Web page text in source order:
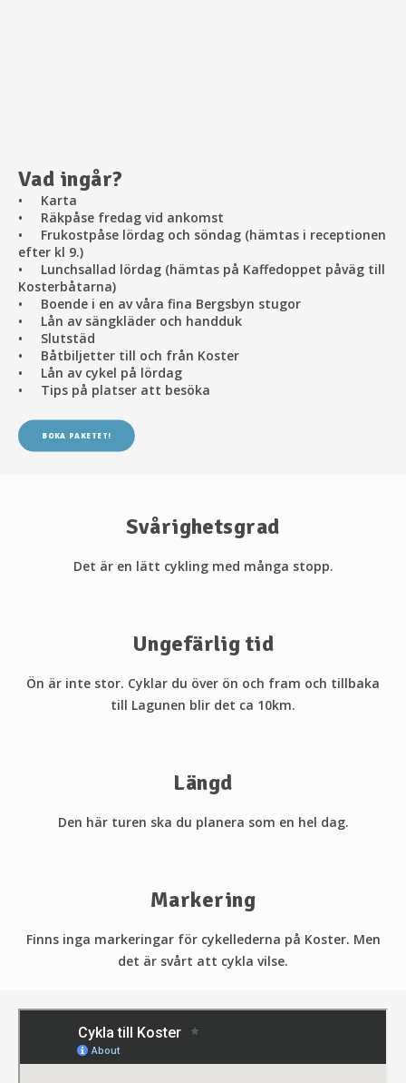
Vad ingår?
• Karta
• Räkpåse fredag vid ankomst
• Frukostpåse lördag och söndag (hämtas i receptionen
efter kl 9.)
• Lunchsallad lördag (hämtas på Kaffedoppet påväg till
Kosterbåtarna)
• Boende i en av våra fina Bergsbyn stugor
• Lån av sängkläder och handduk
• Slutstäd
• Båtbiljetter till och från Koster
• Lån av cykel på lördag
• Tips på platser att besöka
BOKA PAKETET!
Svårighetsgrad
Det är en lätt cykling med många stopp.
Ungefärlig tid
Ön är inte stor. Cyklar du över ön och fram och tillbaka
till Lagunen blir det ca 10km.
Längd
Den här turen ska du planera som en hel dag.
Markering
Finns inga markeringar för cykellederna på Koster. Men
det är svårt att cykla vilse.